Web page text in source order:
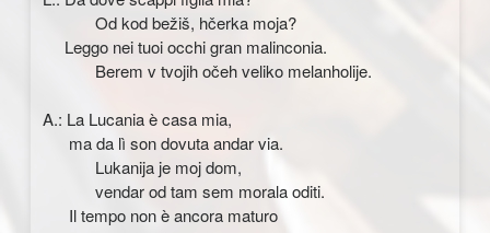
Od kod bežiš, hčerka moja?
Leggo nei tuoi occhi gran malinconia.
Berem v tvojih očeh veliko melanholije.
A.: La Lucania è casa mia,
ma da lì son dovuta andar via.
Lukanija je moj dom,
vendar od tam sem morala oditi.
Il tempo non è ancora maturo